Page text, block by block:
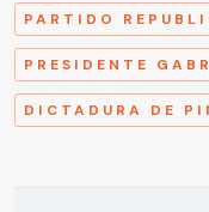
PARTIDO
PRESIDENTE
DICTADURA DE